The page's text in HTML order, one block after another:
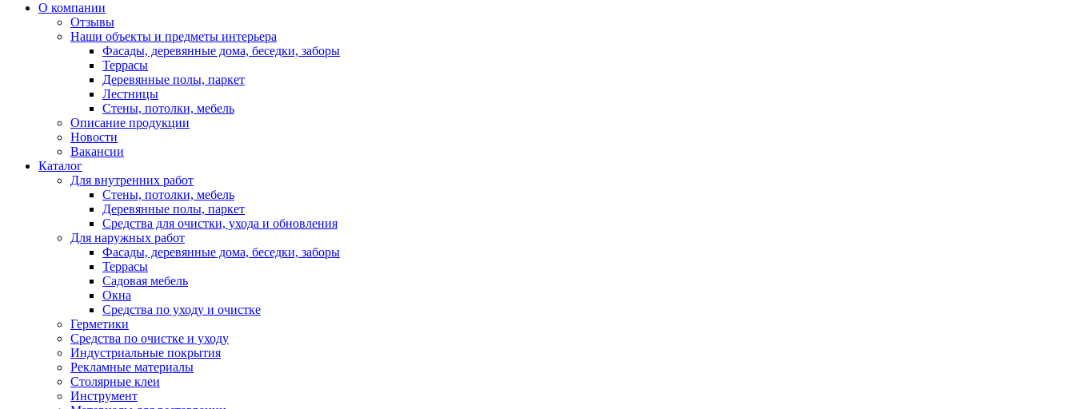
О компании
Отзывы
Наши объекты и предметы интерьера
Фасады, деревянные дома, беседки, заборы
Террасы
Деревянные полы, паркет
Лестницы
Стены, потолки, мебель
Описание продукции
Новости
Вакансии
Каталог
Для внутренних работ
Стены, потолки, мебель
Деревянные полы, паркет
Средства для очистки, ухода и обновления
Для наружных работ
Фасады, деревянные дома, беседки, заборы
Террасы
Садовая мебель
Окна
Средства по уходу и очистке
Герметики
Средства по очистке и уходу
Индустриальные покрытия
Рекламные материалы
Столярные клеи
Инструмент